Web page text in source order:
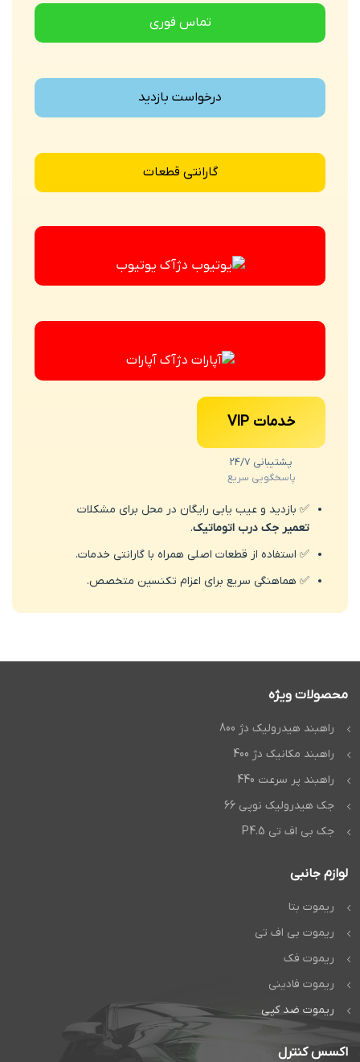
تماس فوری
درخواست بازدید
گارانتی قطعات
یوتیوب
آپارات
خدمات VIP
پشتیبانی 24/7
پاسخگویی سریع
✅ بازدید و عیب یابی رایگان در محل برای مشکلات
تعمیر جک درب اتوماتیک.
✅ استفاده از قطعات اصلی همراه با گارانتی خدمات.
✅ هماهنگی سریع برای اعزام تکنسین متخصص.
محصولات ویژه
راهبند هیدرولیک دژ 800
راهبند مکانیک دژ 400
راهبند پر سرعت 440
جک هیدرولیک نوپی 66
جک بی اف تی P4.5
لوازم جانبی
ریموت بتا
ریموت بی اف تی
ریموت فک
ریموت فادینی
ریموت ضد کپی
اکسس کنترل